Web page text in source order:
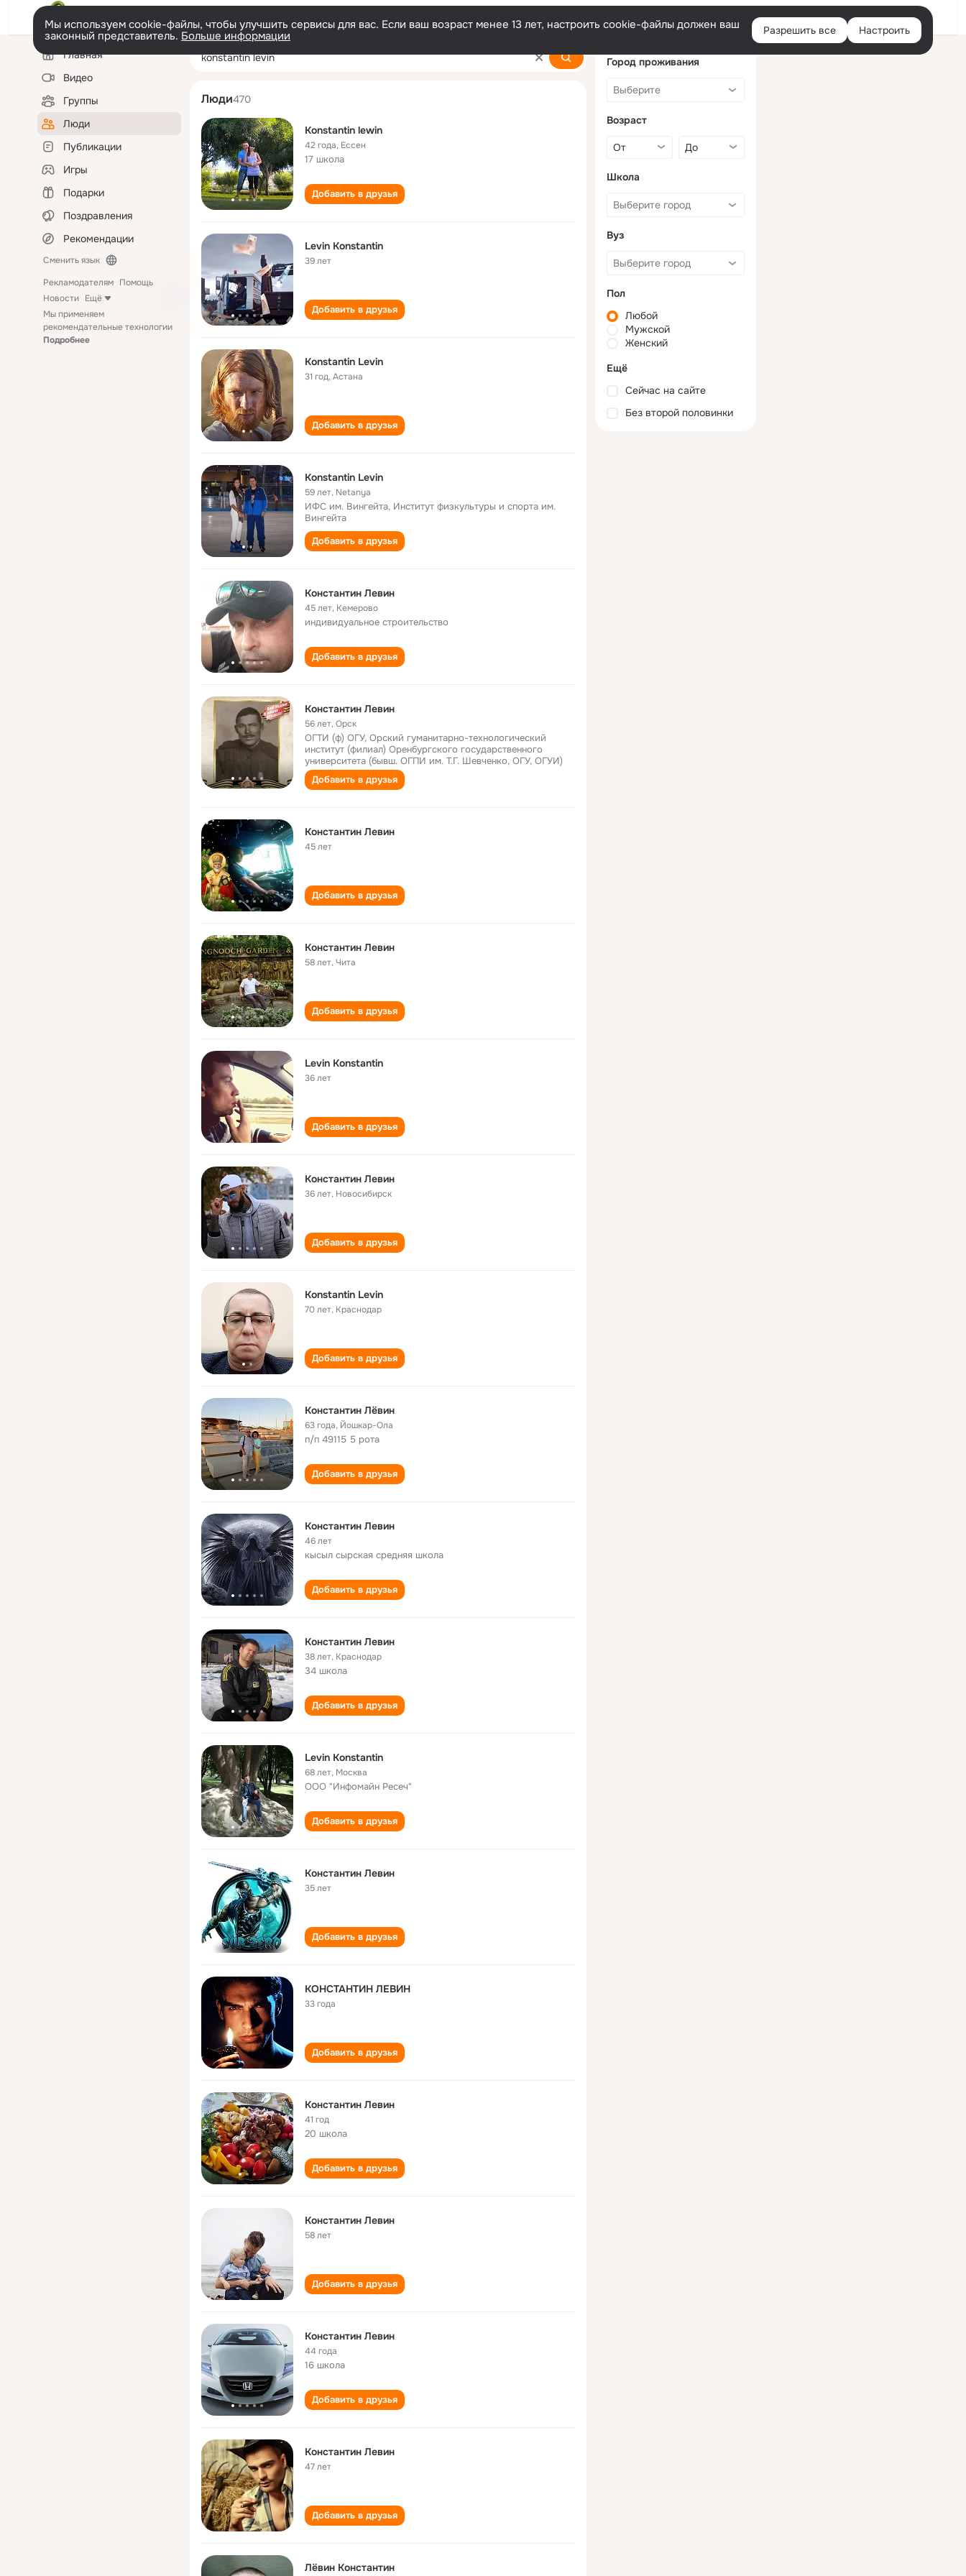
Войти
Мы используем cookie-файлы, чтобы улучшить сервисы для вас. Если ваш возраст менее 13 лет, настроить cookie-файлы должен ваш
законный представитель. Больше информации Разрешить все Настроить
Левая
колонкаГлавная
Видео
Группы
Люди
Публикации
Игры
Подарки
Поздравления
Рекомендации
Сменить язык
Рекламодателям Помощь
Новости Ещё
Мы применяем
рекомендательные технологии
Подробнее
konstantin levin
Люди470
Konstantin lewin
42 года, Ессен
17 школа
Добавить в друзья
Levin Konstantin
39 лет
Добавить в друзья
Konstantin Levin
31 год,Астана
Добавить в друзья
Konstantin Levin
59 лет, Netanya
ИФС им. Вингейта, Институт физкультуры и спорта им.
Вингейта
Добавить в друзья
Константин Левин
45 лет, Кемерово
индивидуальное строительство
Добавить в друзья
Константин Левин
56 лет,Орск
ОГТИ (ф) ОГУ, Орский гуманитарно-технологический
институт (филиал) Оренбургского государственного
университета (бывш. ОГПИ им. Т.Г. Шевченко, ОГУ, ОГУИ)
Добавить в друзья
Константин Левин
45 лет
Добавить в друзья
Константин Левин
58 лет,Чита
Добавить в друзья
Levin Konstantin
36 лет
Добавить в друзья
Константин Левин
36 лет, Новосибирск
Добавить в друзья
Konstantin Levin
70 лет, Краснодар
Добавить в друзья
Константин Лёвин
63 года, Йошкар-Ола
п/п 49115 5 рота
Добавить в друзья
Константин Левин
46 лет
кысыл сырская cредняя школа
Добавить в друзья
Константин Левин
38 лет, Краснодар
34 школа
Добавить в друзья
Levin Konstantin
68 лет, Москва
ООО "Инфомайн Ресеч"
Добавить в друзья
Константин Левин
35 лет
Добавить в друзья
КОНСТАНТИН ЛЕВИН
33 года
Добавить в друзья
Константин Левин
41 год
20 школа
Добавить в друзья
Константин Левин
58 лет
Добавить в друзья
Константин Левин
44 года
16 школа
Добавить в друзья
Константин Левин
47 лет
Добавить в друзья
Лёвин Константин
Город проживания
Возраст
Школа
Вуз
Пол
Любой
Мужской
Женский
Ещё
Сейчас на сайте
Без второй половинки